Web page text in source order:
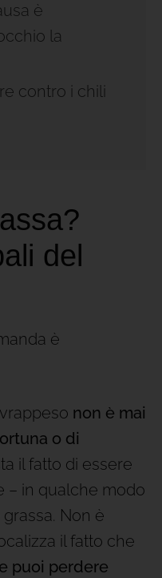
è
la
contro i chili
del
è
non è mai
o di
il fatto di essere
– in qualche modo
Non è
il fatto che
puoi perdere